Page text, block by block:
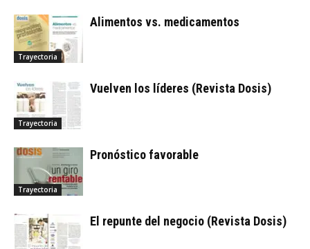
Trayectoria
Alimentos vs. medicamentos
Trayectoria
Vuelven los líderes (Revista Dosis)
Trayectoria
Pronóstico favorable
El repunte del negocio (Revista Dosis)